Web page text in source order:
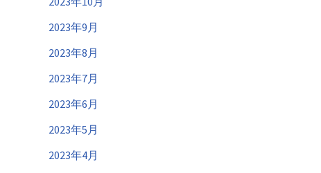
2023年9月
2023年8月
2023年7月
2023年6月
2023年5月
2023年4月